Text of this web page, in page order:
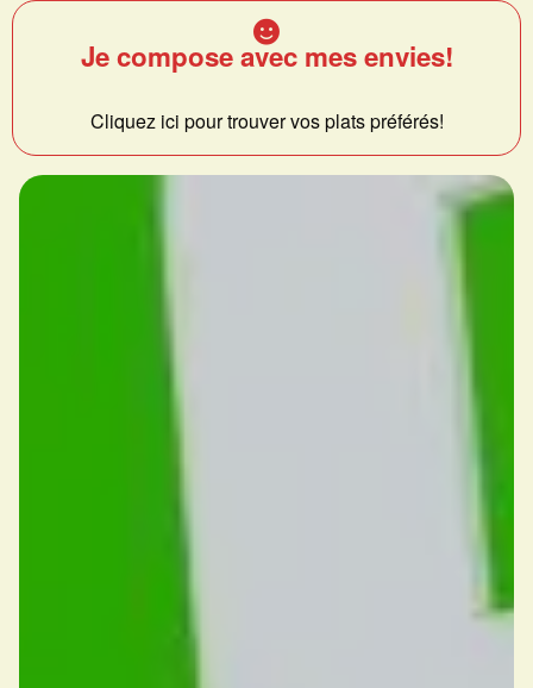
Je compose avec mes envies!
Cliquez ici pour trouver vos plats préférés!